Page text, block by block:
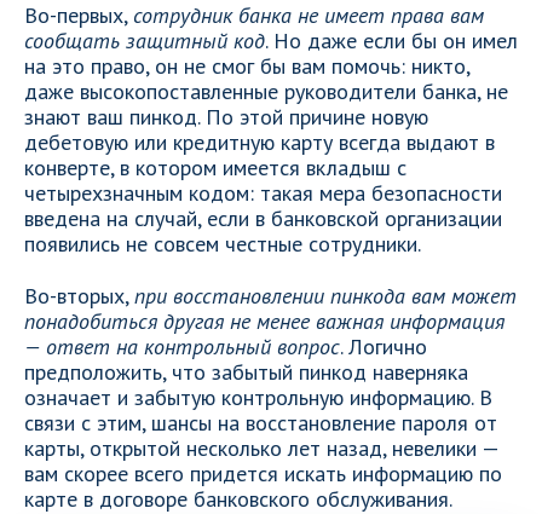
Во-первых, сотрудник банка не имеет права вам
сообщать защитный код. Но даже если бы он имел
на это право, он не смог бы вам помочь: никто,
даже высокопоставленные руководители банка, не
знают ваш пинкод. По этой причине новую
дебетовую или кредитную карту всегда выдают в
конверте, в котором имеется вкладыш с
четырехзначным кодом: такая мера безопасности
введена на случай, если в банковской организации
появились не совсем честные сотрудники.
Во-вторых,при восстановлении пинкода вам может
понадобиться другая не менее важная информация
— ответ на контрольный вопрос. Логично
предположить, что забытый пинкод наверняка
означает и забытую контрольную информацию. В
связи с этим, шансы на восстановление пароля от
карты, открытой несколько лет назад, невелики —
вам скорее всего придется искать информацию по
карте в договоре банковского обслуживания.